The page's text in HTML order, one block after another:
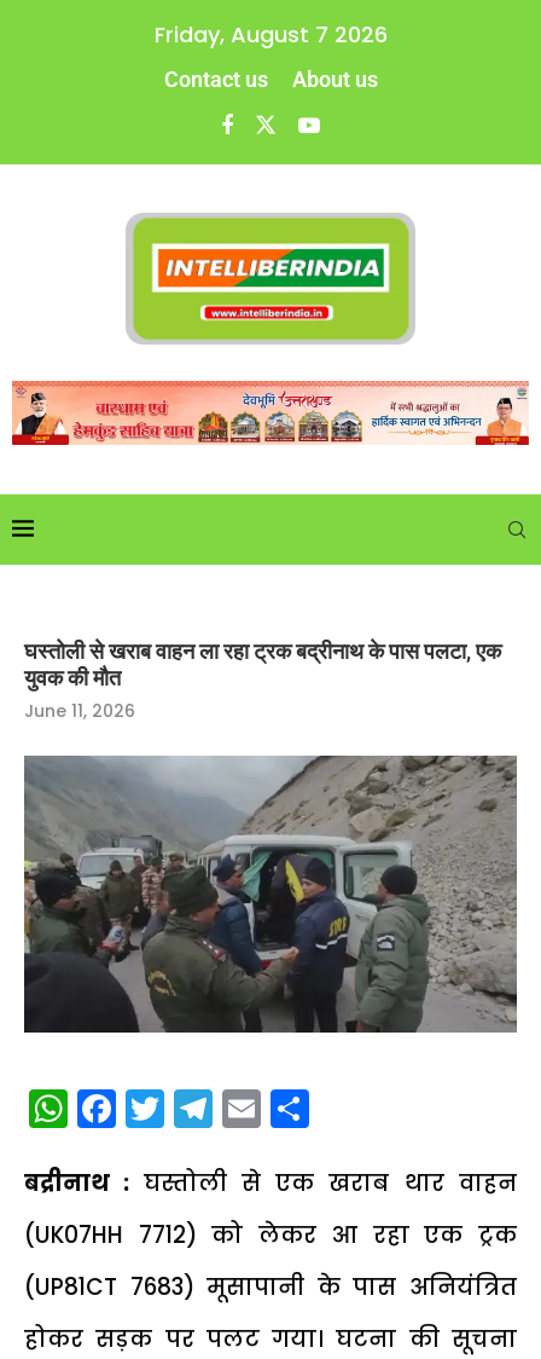
Friday, August 7 2026
Contact us About us
घस्तोली से खराब वाहन ला रहा ट्रक बद्रीनाथ के पास पलटा, एक
युवक की मौत
June 11, 2026
WhatsApp
Facebook
Twitter
Telegram
Email
​बद्रीनाथ : घस्तोली से एक खराब थार वाहन
(UK07HH 7712) को लेकर आ रहा एक ट्रक
(UP81CT 7683) मूसापानी के पास अनियंत्रित
होकर सड़क पर पलट गया। घटना की सूचना